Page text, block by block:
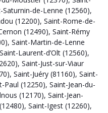
Saturnin-de-Lenne (12560),
(12200), Saint-Rome-de-
(12490), Saint-Rémy
, Saint-Martin-de-Lenne
Saint-Laurent-d’Olt (12560),
, Saint-Just-sur-Viaur
, Saint-Juéry (81160), Saint-
Paul (12250), Saint-Jean-du-
(12170), Saint-Jean-
, Saint-Igest (12260),